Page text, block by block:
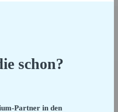
schon?
Partner in den